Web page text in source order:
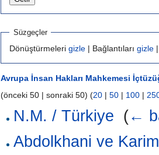
Süzgeçler
Dönüştürmeleri gizle | Bağlantıları gizle
Avrupa İnsan Hakları Mahkemesi
(önceki 50 | sonraki 50) (20 | 50 | 100 |
N.M. / Türkiye (←
Abdolkhani ve